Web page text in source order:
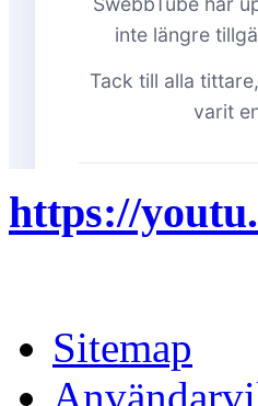
https://
Sitemap